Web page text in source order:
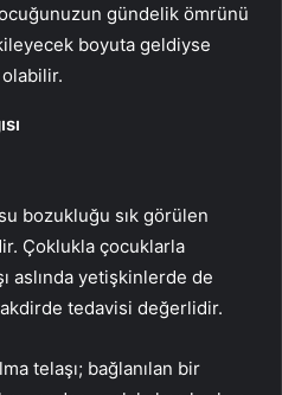
gündelik ömrünü
boyuta geldiyse
olabilir.
bozukluğu sık görülen
Çoklukla çocuklarla
aslında yetişkinlerde de
tedavisi değerlidir.
telaşı; bağlanılan bir